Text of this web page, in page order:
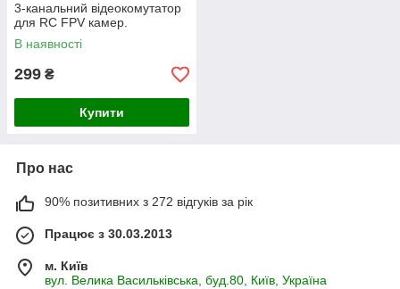
3-канальний відеокомутатор
для RC FPV камер.
В наявності
299 ₴
Купити
Про нас
90% позитивних з 272 відгуків за рік
Працює з 30.03.2013
м. Київ
вул. Велика Васильківська, буд.80, Київ, Україна